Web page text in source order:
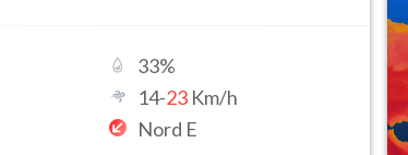
33%
14-23 Km/h
Nord E